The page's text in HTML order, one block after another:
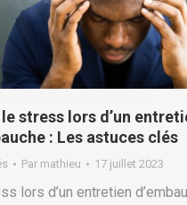
stress lors d’un
: Les astuces clés
Par mathieu 17 juillet 2023
lors d’un entretien